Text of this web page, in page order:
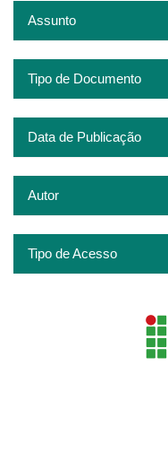
Assunto
Tipo de Documento
Data de Publicação
Autor
Tipo de Acesso